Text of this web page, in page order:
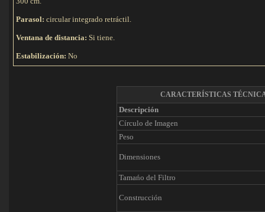
Parasol: circular integrado retráctil.
Ventana de distancia: Si tiene.
Estabilización: No
CARACTERÍSTICAS
Descripción
Círculo de Imagen
Peso
Dimensiones
Tamańo del Filtro
Construcción